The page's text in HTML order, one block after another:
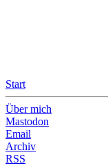
Start
Über mich
Mastodon
Email
Archiv
RSS